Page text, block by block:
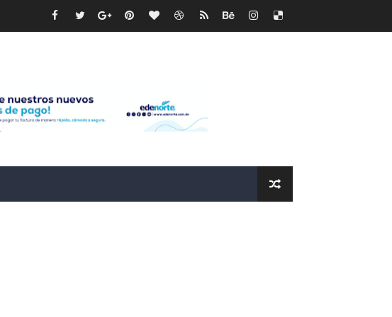
en directo